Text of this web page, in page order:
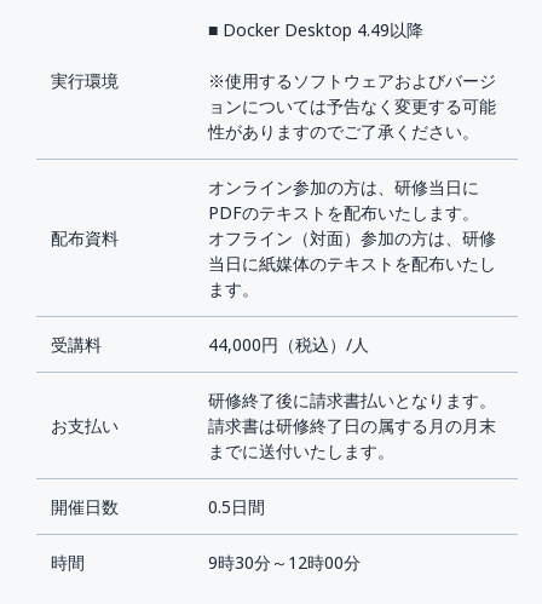
実行環境
■ Docker Desktop 4.49以降
※使用するソフトウェアおよびバージ
ョンについては予告なく変更する可能
性がありますのでご了承ください。
配布資料
オンライン参加の方は、研修当日に
PDFのテキストを配布いたします。
オフライン（対面）参加の方は、研修
当日に紙媒体のテキストを配布いたし
ます。
受講料 44,000円（税込）/人
お支払い
研修終了後に請求書払いとなります。
請求書は研修終了日の属する月の月末
までに送付いたします。
開催日数 0.5日間
時間 9時30分～12時00分